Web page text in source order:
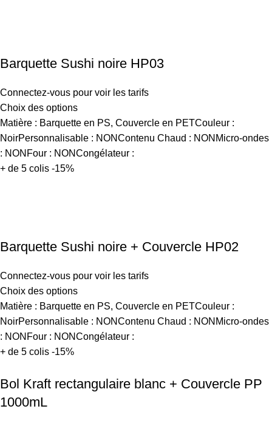
Barquette Sushi noire HP03
Connectez-vous pour voir les tarifs
Choix des options
Matière : Barquette en PS, Couvercle en PETCouleur :
NoirPersonnalisable : NONContenu Chaud : NONMicro-ondes
: NONFour : NONCongélateur :
+ de 5 colis -15%
Barquette Sushi noire + Couvercle HP02
Connectez-vous pour voir les tarifs
Choix des options
Matière : Barquette en PS, Couvercle en PETCouleur :
NoirPersonnalisable : NONContenu Chaud : NONMicro-ondes
: NONFour : NONCongélateur :
+ de 5 colis -15%
Bol Kraft rectangulaire blanc + Couvercle PP
1000mL